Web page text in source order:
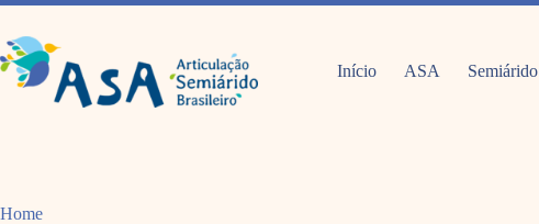
Pular
o
conteúdo
Início ASA Semiárido
Home